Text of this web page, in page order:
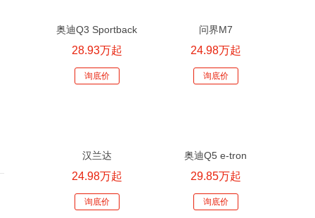
开/
隐
奥迪Q3 Sportback
28.93万起
询底价
问界M7
24.98万起
询底价
汉兰达
24.98万起
询底价
奥迪Q5 e-tron
29.85万起
询底价